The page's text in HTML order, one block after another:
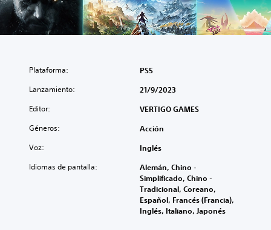
Plataforma: PS5
Lanzamiento: 21/9/2023
Editor: VERTIGO GAMES
Géneros: Acción
Voz: Inglés
Idiomas de pantalla:
Alemán, Chino -
Simplificado, Chino -
Tradicional, Coreano,
Español, Francés (Francia),
Inglés, Italiano, Japonés